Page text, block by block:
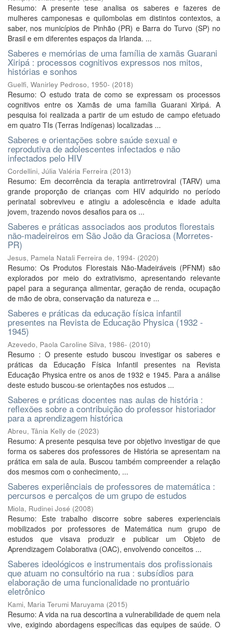
Resumo: A presente tese analisa os saberes e fazeres de
mulheres camponesas e quilombolas em distintos contextos, a
saber, nos municípios de Pinhão (PR) e Barra do Turvo (SP) no
Brasil e em diferentes espaços da Irlanda. ...
Saberes e memórias de uma família de xamãs Guarani
Xiripá : processos cognitivos expressos nos mitos,
histórias e sonhos
Guelfi, Wanirley Pedroso, 1950- (2018)
Resumo: O estudo trata de como se expressam os processos
cognitivos entre os Xamãs de uma família Guarani Xiripá. A
pesquisa foi realizada a partir de um estudo de campo efetuado
em quatro TIs (Terras Indígenas) localizadas ...
Saberes e orientações sobre saúde sexual e
reprodutiva de adolescentes infectados e não
infectados pelo HIV
Cordellini, Júlia Valéria Ferreira (2013)
Resumo: Em decorrência da terapia antirretroviral (TARV) uma
grande proporção de crianças com HIV adquirido no período
perinatal sobreviveu e atingiu a adolescência e idade adulta
jovem, trazendo novos desafios para os ...
Saberes e práticas associados aos produtos florestais
não-madeireiros em São João da Graciosa (Morretes-
PR)
Jesus, Pamela Natali Ferreira de, 1994- (2020)
Resumo: Os Produtos Florestais Não-Madeiráveis (PFNM) são
explorados por meio do extrativismo, apresentando relevante
papel para a segurança alimentar, geração de renda, ocupação
de mão de obra, conservação da natureza e ...
Saberes e práticas da educação física infantil
presentes na Revista de Educação Physica (1932 -
1945)
Azevedo, Paola Caroline Silva, 1986- (2010)
Resumo : O presente estudo buscou investigar os saberes e
práticas da Educação Física Infantil presentes na Revista
Educação Physica entre os anos de 1932 e 1945. Para a análise
deste estudo buscou-se orientações nos estudos ...
Saberes e práticas docentes nas aulas de história :
reflexões sobre a contribuição do professor historiador
para a aprendizagem histórica
Abreu, Tânia Kelly de (2023)
Resumo: A presente pesquisa teve por objetivo investigar de que
forma os saberes dos professores de História se apresentam na
prática em sala de aula. Buscou também compreender a relação
dos mesmos com o conhecimento, ...
Saberes experiênciais de professores de matemática :
percursos e percalços de um grupo de estudos
Miola, Rudinei José (2008)
Resumo: Este trabalho discorre sobre saberes experienciais
mobilizados por professores de Matemática num grupo de
estudos que visava produzir e publicar um Objeto de
Aprendizagem Colaborativa (OAC), envolvendo conceitos ...
Saberes ideológicos e instrumentais dos profissionais
que atuam no consultório na rua : subsídios para
elaboração de uma funcionalidade no prontuário
eletrônico
Kami, Maria Terumi Maruyama (2015)
Resumo: A vida na rua descortina a vulnerabilidade de quem nela
vive, exigindo abordagens específicas das equipes de saúde. O